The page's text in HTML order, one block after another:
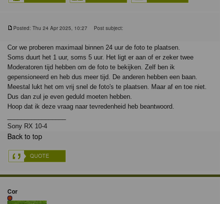
Posted: Thu 24 Apr 2025, 10:27 Post subject:
Cor we proberen maximaal binnen 24 uur de foto te plaatsen.
Soms duurt het 1 uur, soms 5 uur. Het ligt er aan of er zeker twee
Moderatoren tijd hebben om de foto te bekijken. Zelf ben ik
gepensioneerd en heb dus meer tijd. De anderen hebben een baan.
Meestal lukt het om vrij snel de foto's te plaatsen. Maar af en toe niet.
Dus dan zul je even geduld moeten hebben.
Hoop dat ik deze vraag naar tevredenheid heb beantwoord.
Sony RX 10-4
Back to top
Cor